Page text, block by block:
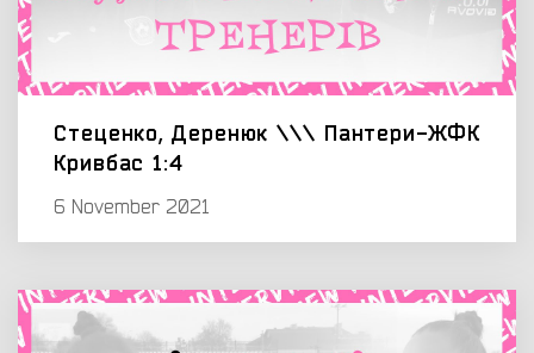
Стеценко, Деренюк \\\ Пантери-ЖФК
Кривбас 1:4
6 November 2021